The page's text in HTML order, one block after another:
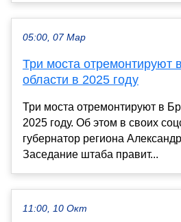
05:00, 07 Мар
Три моста отремонтируют
области в 2025 году
Три моста отремонтируют в
2025 году. Об этом в своих
губернатор региона
Заседание штаба правит...
11:00, 10 Окт